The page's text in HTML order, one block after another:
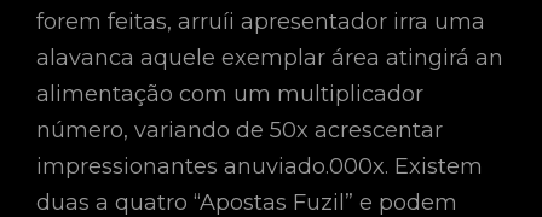
forem feitas, arruíi apresentador irra uma
alavanca aquele exemplar área atingirá an
alimentação com um multiplicador
número, variando de 50x acrescentar
impressionantes anuviado.000x. Existem
duas a quatro “Apostas Fuzil” e podem